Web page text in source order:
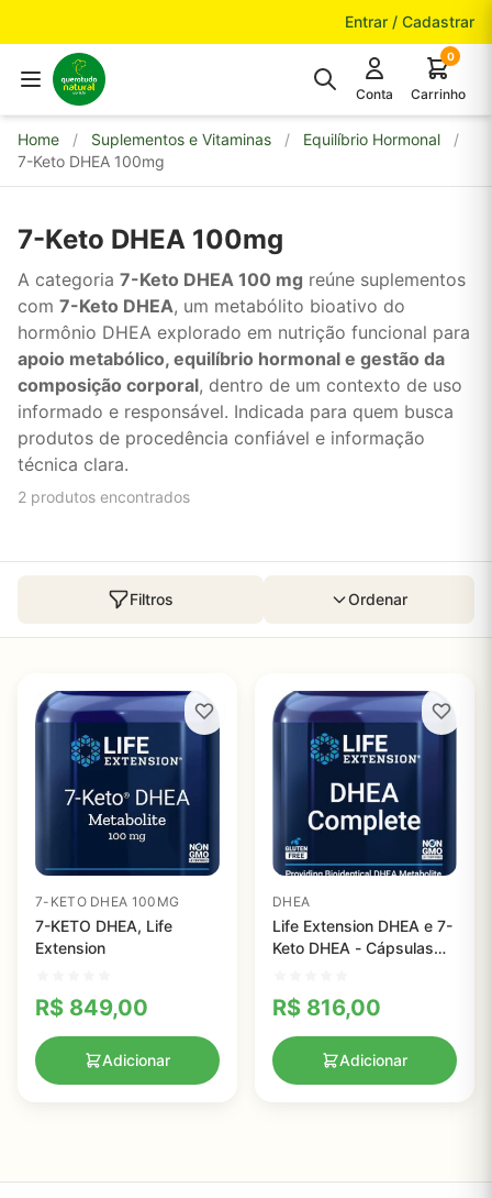
Entrar / Cadastrar
Conta
0
Carrinho
Home / Suplementos e Vitaminas / Equilíbrio Hormonal
/
7-Keto DHEA 100mg
7-Keto DHEA 100mg
A categoria 7-Keto DHEA 100 mg reúne suplementos
com 7-Keto DHEA, um metabólito bioativo do
hormônio DHEA explorado em nutrição funcional para
apoio metabólico, equilíbrio hormonal e gestão da
composição corporal, dentro de um contexto de uso
informado e responsável. Indicada para quem busca
produtos de procedência confiável e informação
técnica clara.
2 produtos encontrados
Filtros Ordenar
7-KETO DHEA 100MG
7-KETO DHEA, Life
Extension
R$ 849,00
Adicionar
DHEA
Life Extension DHEA e 7-
Keto DHEA - Cápsulas
Estar
R$ 816,00
Adicionar